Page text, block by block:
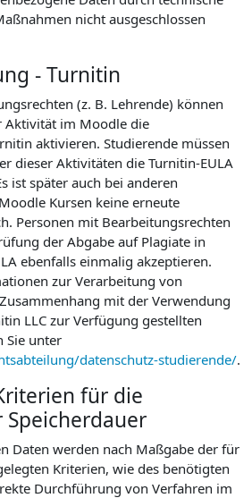
nicht ausgeschlossen
- Turnitin
(z. B. Lehrende) können
Aktivität im Moodle die
aktivieren. Studierende müssen
dieser Aktivitäten die Turnitin-EULA
ist später auch bei anderen
Kursen keine erneute
Personen mit Bearbeitungsrechten
der Abgabe auf Plagiate in
ebenfalls einmalig akzeptieren.
zur Verarbeitung von
mit der Verwendung
LLC zur Verfügung gestellten
Sie unter
datenschutz-studierende/.
für die
Speicherdauer
Daten werden nach Maßgabe der für
Kriterien, wie des benötigten
Durchführung von Verfahren im